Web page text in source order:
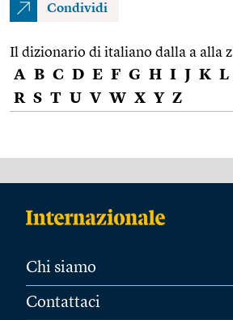
Condividi
Il dizionario di italiano dalla a alla z
A B C D E F G H I J K L
R S T U V W X Y Z
Chi siamo
Contattaci